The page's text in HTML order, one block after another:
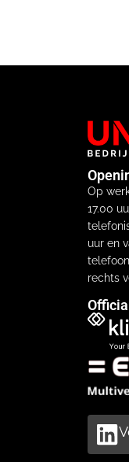
Op
17.00
uur en
rechts